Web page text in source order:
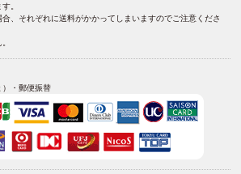
。
、それぞれに送料がかかってしまいますのでご注意くださ
）・郵便振替